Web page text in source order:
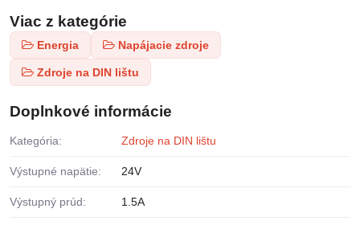
Viac z kategórie
Energia Napájacie zdroje
Zdroje na DIN lištu
Doplnkové informácie
Kategória: Zdroje na DIN lištu
Výstupné napätie: 24V
Výstupný prúd: 1.5A